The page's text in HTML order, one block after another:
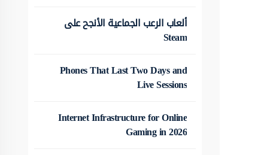
ألعاب الرعب الجماعية الأنجح على
Steam
Phones That Last Two Days and
Live Sessions
Internet Infrastructure for Online
Gaming in 2026